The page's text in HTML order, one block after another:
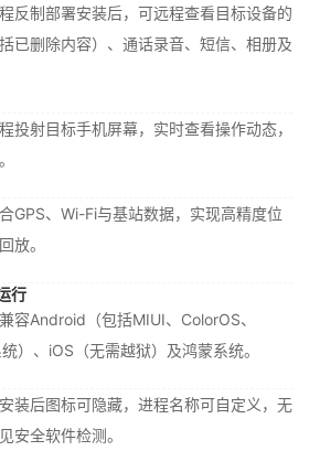
反制部署安装后，可远程查看目标设备的
已删除内容）、通话录音、短信、相册及
投射目标手机屏幕，实时查看操作动态，
GPS、Wi-Fi与基站数据，实现高精度位
放。
行
容Android（包括MIUI、ColorOS、
）、iOS（无需越狱）及鸿蒙系统。
装后图标可隐藏，进程名称可自定义，无
安全软件检测。